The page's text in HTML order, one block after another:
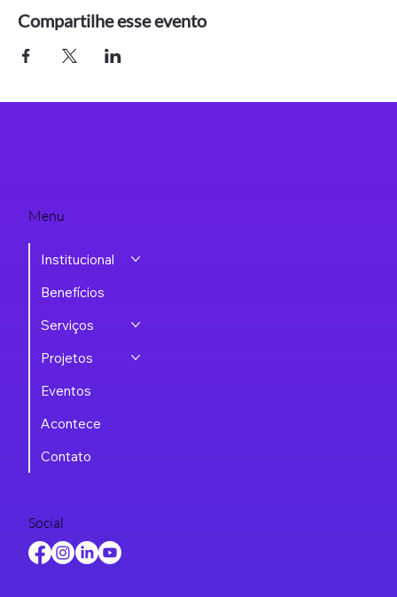
Compartilhe esse evento
Menu
Institucional
Benefícios
Serviços
Projetos
Eventos
Acontece
Contato
Social